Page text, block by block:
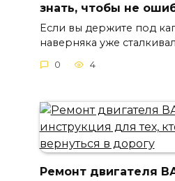
знать, чтобы не
Если вы держите под
наверняка уже
0 4
Ремонт двигателя